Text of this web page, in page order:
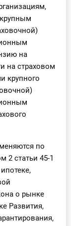
на
на страховом
крупного
по
2 статьи 45-1
о рынке
Развития,